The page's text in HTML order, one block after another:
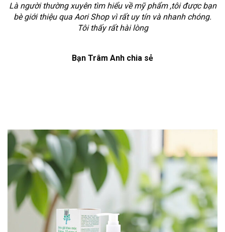
Là người thường xuyên tìm hiểu về mỹ phẩm ,tôi được bạn
bè giới thiệu qua Aori Shop vì rất uy tín và nhanh chóng.
Tôi thấy rất hài lòng
Bạn Trâm Anh chia sẻ